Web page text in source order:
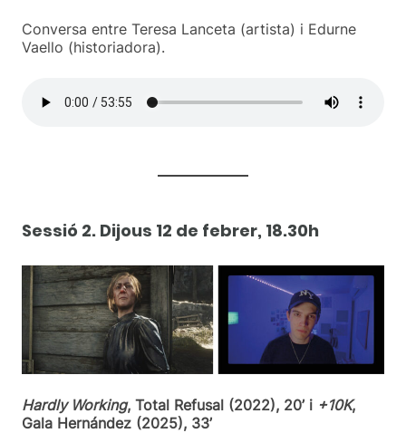
Conversa entre Teresa Lanceta (artista) i Edurne
Vaello (historiadora).
Sessió 2. Dijous 12 de febrer, 18.30h
Hardly Working, Total Refusal (2022), 20’ i +10K,
Gala Hernández (2025), 33’